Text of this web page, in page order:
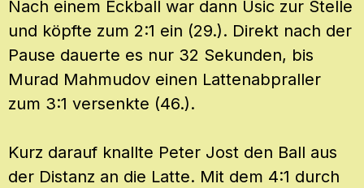
Nach einem Eckball war dann Usic zur Stelle
und köpfte zum 2:1 ein (29.). Direkt nach der
Pause dauerte es nur 32 Sekunden, bis
Murad Mahmudov einen Lattenabpraller
zum 3:1 versenkte (46.).
Kurz darauf knallte Peter Jost den Ball aus
der Distanz an die Latte. Mit dem 4:1 durch